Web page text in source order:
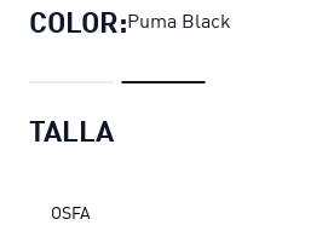
COLOR:Puma Black
TALLA
OSFA